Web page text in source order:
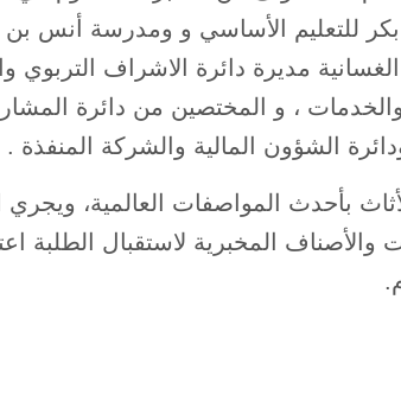
للتعليم الأساسي و ومدرسة أنس بن
مديرة دائرة الاشراف
، و المختصين من دائرة
الشؤون المالية والشركة المنفذة .
بأحدث المواصفات العالمية، ويجري
والأصناف المخبرية لاستقبال الطلبة